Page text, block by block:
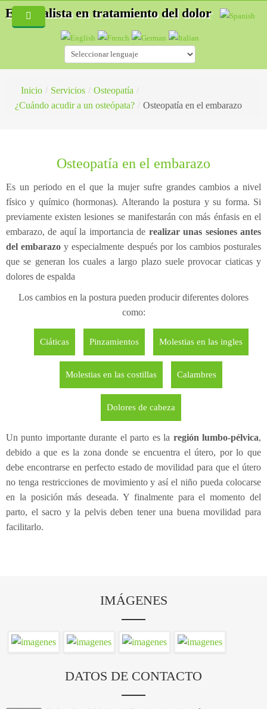
Servicios
Especialidades
Accidentes de tráfico
Osteopatía deportiva
Lesiones deportivas
Acupuntura
Pediatría
Migrañas
¿Cómo es una consulta de fisioterapia?
¿Qué es la Acupuntura?
¿Cómo es una consulta de acupuntura?
Auriculoterapia
Osteopatía
¿Qué es la esteopatía?
¿Cómo trata un osteópata?
¿Cómo es una consulta de osteopatía?
¿Cuándo acudir a un osteópata?
Osteopatía pedriática
¿Qué tipo de síntomas ha de presentar que nos llamen
Osteopatía deportiva
Osteopatía en las artes y la música
Patologías
Masaje Terapéutico
Drenaje Linfático manual
Electroterapia
Flexión-distracción Lumbar
Readaptación deportiva
Blog
Especialista en tratamiento del dolor
Inicio / Servicios / Osteopatía /
¿Cuándo acudir a un osteópata? / Osteopatía en el embarazo
Osteopatía en el embarazo
Es un periodo en el que la mujer sufre grandes cambios a nivel
físico y químico (hormonas). Alterando la postura y su forma. Si
previamente existen lesiones se manifestarán con más énfasis en el
embarazo, de aquí la importancia de realizar unas sesiones antes
del embarazo y especialmente después por los cambios posturales
que se generan los cuales a largo plazo suele provocar ciaticas y
dolores de espalda
Los cambios en la postura pueden producir diferentes dolores
como:
Ciáticas Pinzamientos Molestias en las ingles
Molestias en las costillas Calambres
Dolores de cabeza
Un punto importante durante el parto es la región lumbo-pélvica,
debido a que es la zona donde se encuentra el útero, por lo que
debe encontrarse en perfecto estado de movilidad para que el útero
no tenga restricciones de movimiento y así el niño pueda colocarse
en la posición más deseada. Y finalmente para el momento del
parto, el sacro y la pelvis deben tener una buena movilidad para
facilitarlo.
IMÁGENES
DATOS DE CONTACTO